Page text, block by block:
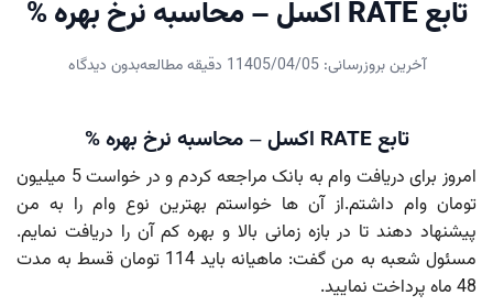
تابع RATE اکسل – محاسبه نرخ بهره %
آخرین بروزرسانی: 1405/04/05 1 دقیقه مطالعه بدون دیدگاه
تابع RATE اکسل – محاسبه نرخ بهره %
امروز برای دریافت وام به بانک مراجعه کردم و در خواست 5 میلیون
تومان وام داشتم.از آن ها خواستم بهترین نوع وام را به من
پیشنهاد دهند تا در بازه زمانی بالا و بهره کم آن را دریافت نمایم.
مسئول شعبه به من گفت: ماهیانه باید 114 تومان قسط به مدت
48 ماه پرداخت نمایید.